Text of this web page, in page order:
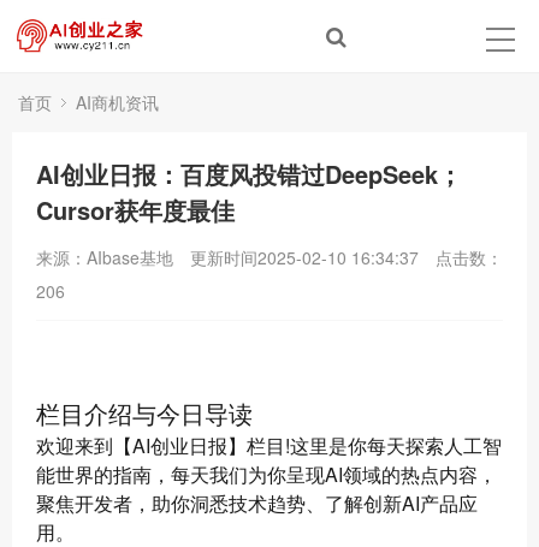
首页 AI商机资讯
AI创业日报：百度风投错过DeepSeek；
Cursor获年度最佳
来源：AIbase基地 更新时间2025-02-10 16:34:37
点击数：
206
栏目介绍与今日导读
欢迎来到【AI创业日报】栏目!这里是你每天探索人工智
能世界的指南，每天我们为你呈现AI领域的热点内容，
聚焦开发者，助你洞悉技术趋势、了解创新AI产品应
用。